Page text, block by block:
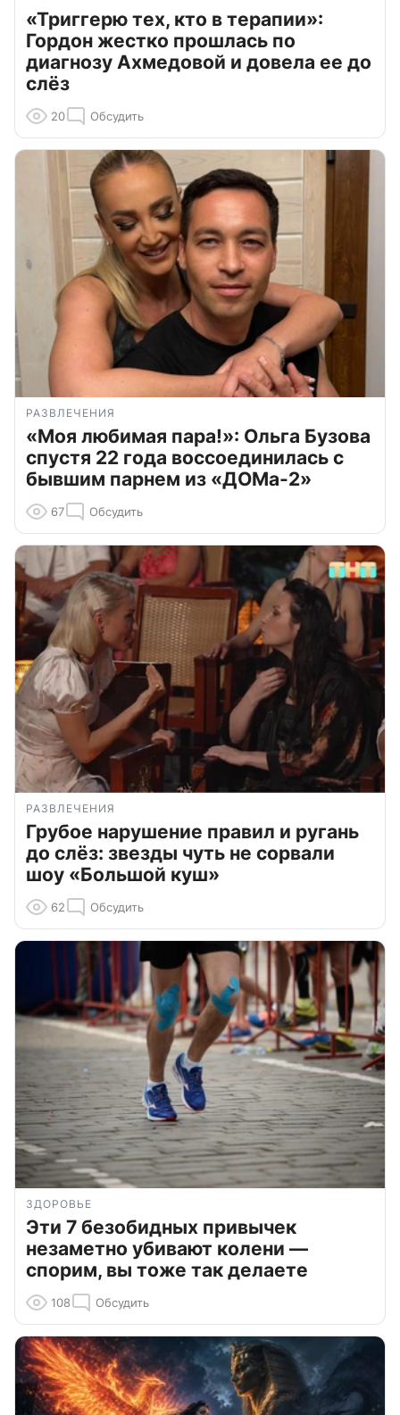
«Триггерю тех, кто в терапии»:
Гордон жестко прошлась по
диагнозу Ахмедовой и довела ее до
слёз
20 Обсудить
РАЗВЛЕЧЕНИЯ
«Моя любимая пара!»: Ольга Бузова
спустя 22 года воссоединилась с
бывшим парнем из «ДОМа-2»
67 Обсудить
РАЗВЛЕЧЕНИЯ
Грубое нарушение правил и ругань
до слёз: звезды чуть не сорвали
шоу «Большой куш»
62 Обсудить
ЗДОРОВЬЕ
Эти 7 безобидных привычек
незаметно убивают колени —
спорим, вы тоже так делаете
108 Обсудить